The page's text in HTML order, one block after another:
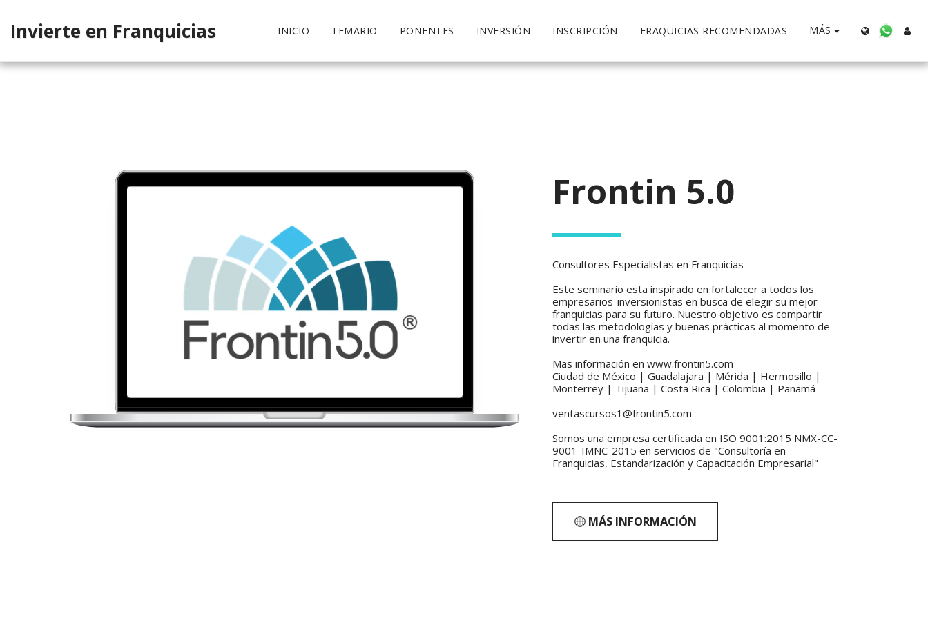
Invierte en Franquicias INICIO TEMARIO PONENTES INVERSIÓN INSCRIPCIÓN FRAQUICIAS RECOMENDADAS MÁS
Frontin 5.0
Consultores Especialistas en Franquicias
Este seminario esta inspirado en fortalecer a todos los
empresarios-inversionistas en busca de elegir su mejor
franquicias para su futuro. Nuestro objetivo es compartir
todas las metodologías y buenas prácticas al momento de
invertir en una franquicia.
Mas información en www.frontin5.com
Ciudad de México | Guadalajara | Mérida | Hermosillo |
Monterrey | Tijuana | Costa Rica | Colombia | Panamá
ventascursos1@frontin5.com
Somos una empresa certificada en ISO 9001:2015 NMX-CC-
9001-IMNC-2015 en servicios de "Consultoría en
Franquicias, Estandarización y Capacitación Empresarial"
MÁS INFORMACIÓN